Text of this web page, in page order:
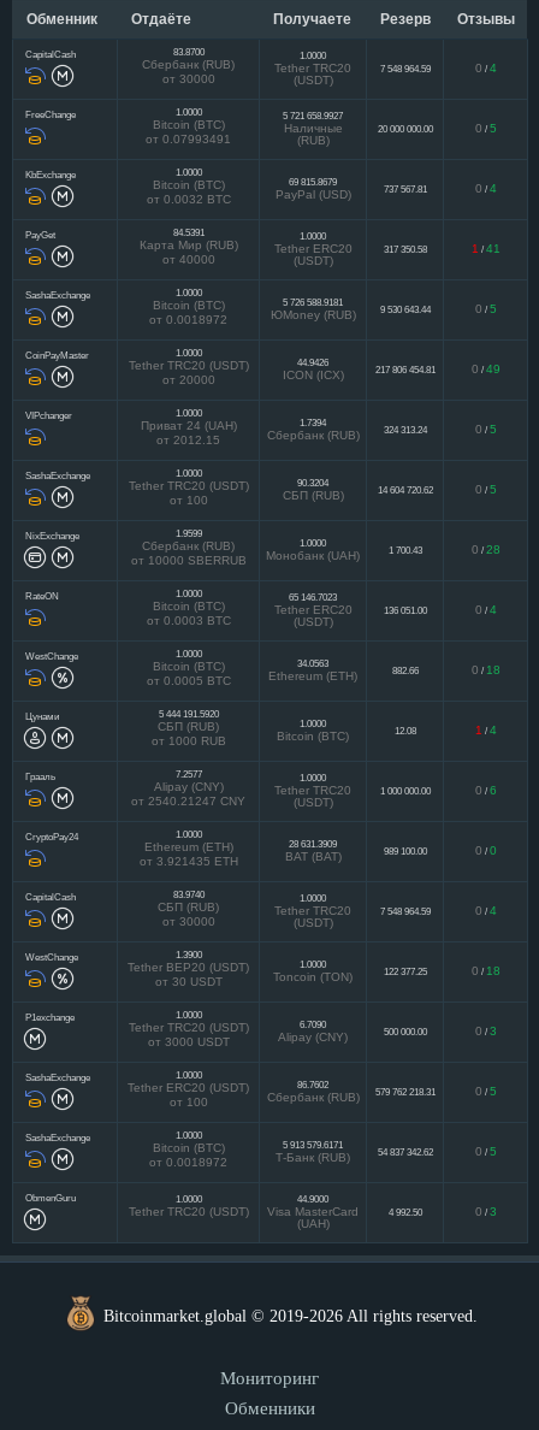
Обменник Отдаёте Получаете Резерв Отзывы
CapitalCash 83.8700
Сбербанк (RUB)
от 30000
1.0000
Tether TRC20
(USDT)
7 548 964.59 0 / 4
FreeChange 1.0000
Bitcoin (BTC)
от 0.07993491
5 721 658.9927
Наличные
(RUB)
20 000 000.00 0 / 5
KbExchange 1.0000
Bitcoin (BTC)
от 0.0032 BTC
69 815.8679
PayPal (USD) 737 567.81 0 / 4
PayGet 84.5391
Карта Мир (RUB)
от 40000
1.0000
Tether ERC20
(USDT)
317 350.58 1 / 41
SashaExchange 1.0000
Bitcoin (BTC)
от 0.0018972
5 726 588.9181
ЮMoney (RUB) 9 530 643.44 0 / 5
CoinPayMaster 1.0000
Tether TRC20 (USDT)
от 20000
44.9426
ICON (ICX) 217 806 454.81 0 / 49
VIPchanger 1.0000
Приват 24 (UAH)
от 2012.15
1.7394
Сбербанк (RUB) 324 313.24 0 / 5
SashaExchange 1.0000
Tether TRC20 (USDT)
от 100
90.3204
СБП (RUB) 14 604 720.62 0 / 5
NixExchange 1.9599
Сбербанк (RUB)
от 10000 SBERRUB
1.0000
Монобанк (UAH) 1 700.43 0 / 28
RateON 1.0000
Bitcoin (BTC)
от 0.0003 BTC
65 146.7023
Tether ERC20
(USDT)
136 051.00 0 / 4
WestChange 1.0000
Bitcoin (BTC)
от 0.0005 BTC
34.0563
Ethereum (ETH) 882.66 0 / 18
Цунами 5 444 191.5920
СБП (RUB)
от 1000 RUB
1.0000
Bitcoin (BTC) 12.08 1 / 4
Грааль 7.2577
Alipay (CNY)
от 2540.21247 CNY
1.0000
Tether TRC20
(USDT)
1 000 000.00 0 / 6
CryptoPay24 1.0000
Ethereum (ETH)
от 3.921435 ETH
28 631.3909
BAT (BAT) 989 100.00 0 / 0
CapitalCash 83.9740
СБП (RUB)
от 30000
1.0000
Tether TRC20
(USDT)
7 548 964.59 0 / 4
WestChange 1.3900
Tether BEP20 (USDT)
от 30 USDT
1.0000
Toncoin (TON) 122 377.25 0 / 18
P1exchange 1.0000
Tether TRC20 (USDT)
от 3000 USDT
6.7090
Alipay (CNY) 500 000.00 0 / 3
SashaExchange 1.0000
Tether ERC20 (USDT)
от 100
86.7602
Сбербанк (RUB) 579 762 218.31 0 / 5
SashaExchange 1.0000
Bitcoin (BTC)
от 0.0018972
5 913 579.6171
Т-Банк (RUB) 54 837 342.62 0 / 5
ObmenGuru 1.0000
Tether TRC20 (USDT)
44.9000
Visa MasterCard
(UAH)
4 992.50 0 / 3
Bitcoinmarket.global © 2019-2026 All rights reserved.
Мониторинг
Обменники